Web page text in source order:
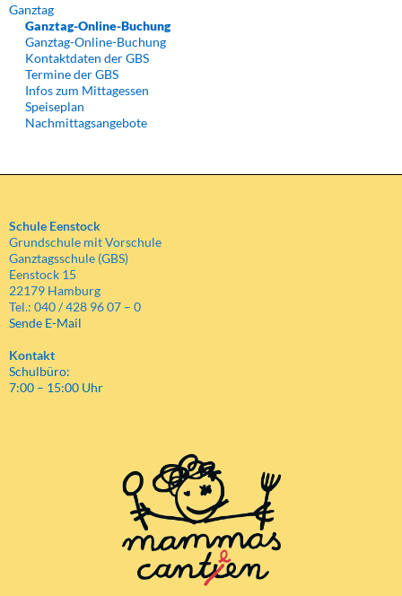
Ganztag
Ganztag-Online-Buchung
Ganztag-Online-Buchung
Kontaktdaten der GBS
Termine der GBS
Infos zum Mittagessen
Speiseplan
Nachmittagsangebote
Schule Eenstock
Grundschule mit Vorschule
Ganztagsschule (GBS)
Eenstock 15
22179 Hamburg
Tel.: 040 / 428 96 07 – 0
Sende E-Mail
Kontakt
Schulbüro:
7:00 – 15:00 Uhr